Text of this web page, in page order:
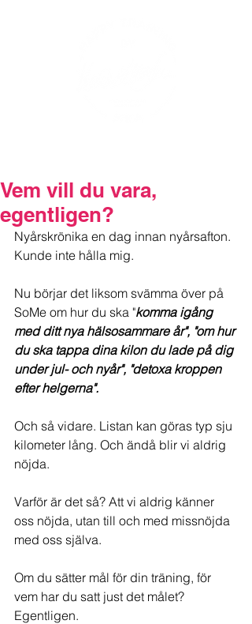
Vem vill du vara,
egentligen?
Nyårskrönika en dag innan nyårsafton.
Kunde inte hålla mig.
Nu börjar det liksom svämma över på
SoMe om hur du ska "komma igång
med ditt nya hälsosammare år", "om hur
du ska tappa dina kilon du lade på dig
under jul- och nyår", "detoxa kroppen
efter helgerna".
Och så vidare. Listan kan göras typ sju
kilometer lång. Och ändå blir vi aldrig
nöjda.
Varför är det så? Att vi aldrig känner
oss nöjda, utan till och med missnöjda
med oss själva.
Om du sätter mål för din träning, för
vem har du satt just det målet?
Egentligen.